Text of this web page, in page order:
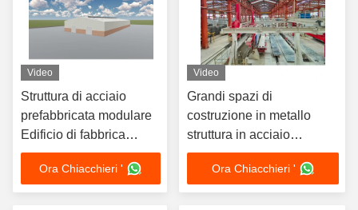
Video
Struttura di acciaio
prefabbricata modulare
Edificio di fabbrica
Economic Industrial
Workshop Design
Warehouse
Ora Chiacchieri '
Video
Grandi spazi di
costruzione in metallo
struttura in acciaio
prefabbricata magazzino
magazzini di metallo
personalizzati
Ora Chiacchieri '